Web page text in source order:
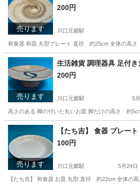
売ります
200円
川口元郷駅
和食器 和皿 丸型プレート 直径 約25cm 全体の高
埼玉 川口市 川口元郷駅 家庭用品
売ります
生活雑貨 調理器具 足付き
200円
川口元郷駅 5
高さのある 脚の付いた丸いお皿 脚だけの高さ 約
埼玉 川口市 川口元郷駅 その他
売ります
【たち吉】 食器 プレート
100円
川口元郷駅 5月24日
【たち吉】 和食器 お皿 丸型 直径 約22cm 全体の